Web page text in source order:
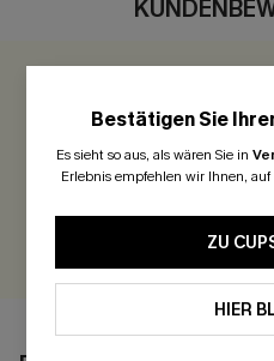
Seien Sie der
Bestätigen Sie
Es sieht so aus, als wären Sie in
Erlebnis empfehlen wir Ihnen,
ZU
HIER